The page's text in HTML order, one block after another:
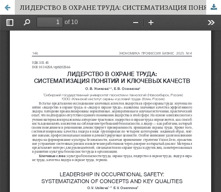
ЛИДЕРСТВО В ОХРАНЕ ТРУДА: СИСТЕМАТИЗАЦИЯ ПОНЯТИЙ И КЛЮЧЕВЫХ КАЧЕСТВ